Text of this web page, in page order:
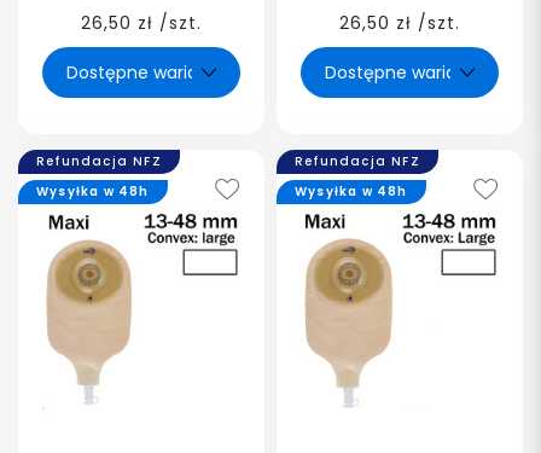
26,50 zł /szt. 26,50 zł /szt.
Refundacja NFZ
Wysyłka w 48h
Refundacja NFZ
Wysyłka w 48h